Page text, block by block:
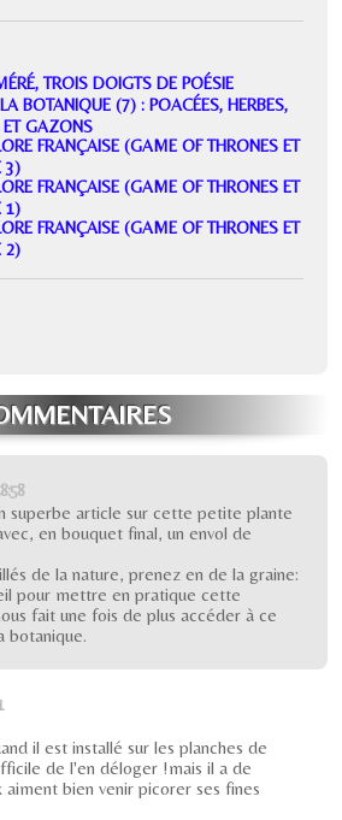
TROIS DOIGTS DE POÉSIE
BOTANIQUE (7) : POACÉES, HERBES,
ET GAZONS
FRANÇAISE (GAME OF THRONES ET
3)
FRANÇAISE (GAME OF THRONES ET
1)
FRANÇAISE (GAME OF THRONES ET
2)
superbe article sur cette petite plante
en bouquet final, un envol de
de la nature, prenez en de la graine:
pour mettre en pratique cette
fait une fois de plus accéder à ce
botanique.
il est installé sur les planches de
de l'en déloger !mais il a de
bien venir picorer ses fines